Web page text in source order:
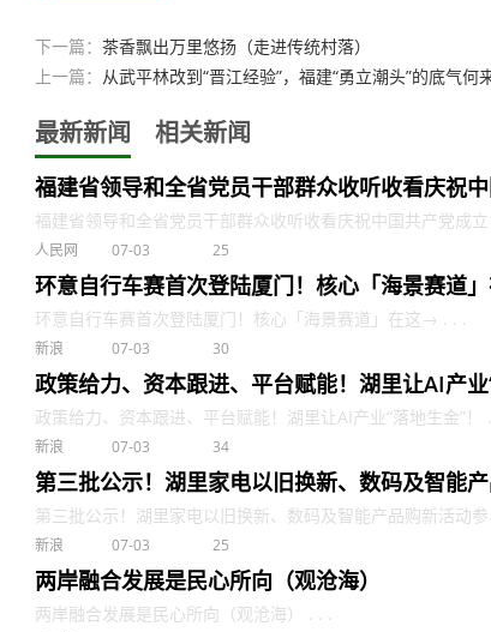
下一篇： 茶香飘出万里悠扬（走进传统村落）
上一篇： 从武平林改到“晋江经验”，福建“勇立潮头”的底气何
最新新闻 相关新闻
福建省领导和全省党员干部群众收听收看庆祝
福建省领导和全省党员干部群众收听收看庆祝中国共产党成
人民网 07-03 25
环意自行车赛首次登陆厦门！核心「海景赛道
环意自行车赛首次登陆厦门！核心「海景赛道」在这→ . . .
新浪 07-03 30
政策给力、资本跟进、平台赋能！湖里让AI产业
政策给力、资本跟进、平台赋能！湖里让AI产业“落地生金”！
新浪 07-03 34
第三批公示！湖里家电以旧换新、数码及智能
第三批公示！湖里家电以旧换新、数码及智能产品购新活动
新浪 07-03 25
两岸融合发展是民心所向（观沧海）
两岸融合发展是民心所向（观沧海） . . .